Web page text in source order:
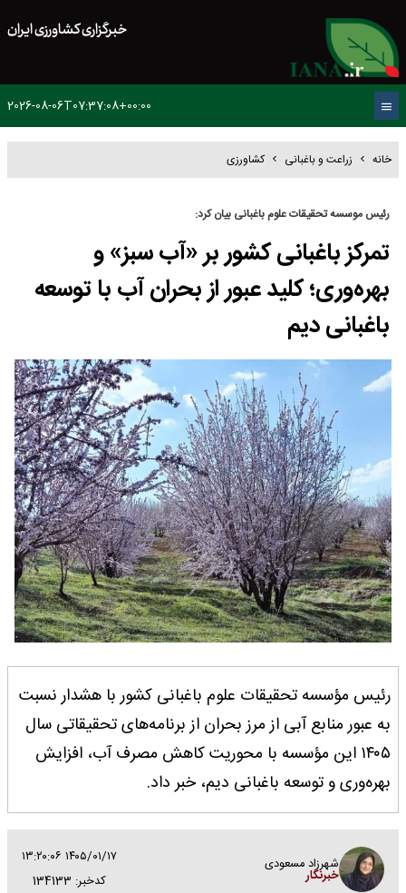
خبرگزاری کشاورزی ایران
2026-08-06T07:37:08+00:00
خانه زراعت و باغبانی کشاورزی
رئیس موسسه تحقیقات علوم باغبانی بیان کرد:
تمرکز باغبانی کشور بر «آب سبز» و
بهره‌وری؛ کلید عبور از بحران آب با توسعه
باغبانی دیم
رئیس مؤسسه تحقیقات علوم باغبانی کشور با هشدار نسبت
به عبور منابع آبی از مرز بحران از برنامه‌های تحقیقاتی سال
۱۴۰۵ این مؤسسه با محوریت کاهش مصرف آب، افزایش
بهره‌وری و توسعه باغبانی دیم، خبر داد.
شهرزاد مسعودی
خبرنگار
۱۴۰۵/۰۱/۱۷ ۱۳:۲۰:۰۶
کدخبر: 134133